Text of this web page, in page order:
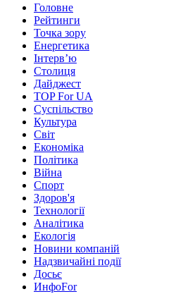
Головне
Рейтинги
Точка зору
Енергетика
Інтерв’ю
Столиця
Дайджест
TOP For UA
Суспiльство
Культура
Світ
Економіка
Політика
Війна
Спорт
Здоров'я
Технології
Аналітика
Екологія
Новини компаній
Надзвичайні події
Досьє
ИнфоFor